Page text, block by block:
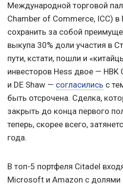
Международной торговой
Chamber of Commerce, ICC)
сохранить за собой
выкупа 30% доли участия в
пути, кстати, пошли и
инвесторов Hess двое — HBK
и DE Shaw — согласились с
быть отсрочена. Сделка,
закрыть до конца первого
теперь, скорее всего,
года.
В топ-5 портфеля Citadel
Microsoft и Amazon с долями